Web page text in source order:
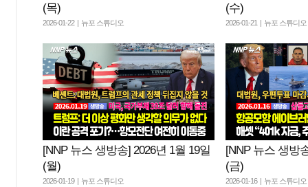
(목)
2026-01-22 | 뉴포 스튜디오
(수)
2026-01-21 | 뉴포 스튜디오
[NNP 뉴스 생방송] 2026년 1월 19일
(월)
2026-01-19 | 뉴포 스튜디오
[NNP 뉴스 생방
(금)
2026-01-16 | 뉴포 스튜디오